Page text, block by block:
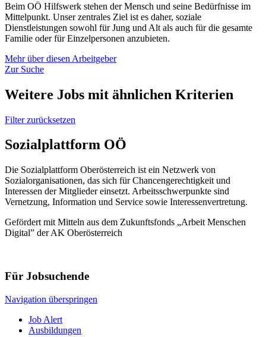
Beim OÖ Hilfswerk stehen der Mensch und seine Bedürfnisse im
Mittelpunkt. Unser zentrales Ziel ist es daher, soziale
Dienstleistungen sowohl für Jung und Alt als auch für die gesamte
Familie oder für Einzelpersonen anzubieten.
Mehr über diesen Arbeitgeber
Zur Suche
Weitere Jobs mit ähnlichen Kriterien
Filter zurücksetzen
Sozialplattform OÖ
Die Sozialplattform Oberösterreich ist ein Netzwerk von
Sozialorganisationen, das sich für Chancengerechtigkeit und
Interessen der Mitglieder einsetzt. Arbeitsschwerpunkte sind
Vernetzung, Information und Service sowie Interessenvertretung.
Gefördert mit Mitteln aus dem Zukunftsfonds „Arbeit Menschen
Digital” der AK Oberösterreich
Für Jobsuchende
Navigation überspringen
Job Alert
Ausbildungen